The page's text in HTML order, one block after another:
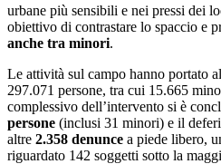
urbane più sensibili e nei pressi dei
obiettivo di contrastare lo spaccio e
anche tra minori.
Le attività sul campo hanno portato
297.071 persone, tra cui 15.665
complessivo dell’intervento si è
persone (inclusi 31 minori) e il
altre 2.358 denunce a piede libero,
riguardato 142 soggetti sotto la